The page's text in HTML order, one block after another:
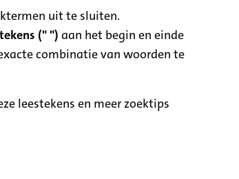
uit te sluiten.
(" ") aan het begin en einde
combinatie van woorden te
leestekens en meer zoektips